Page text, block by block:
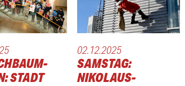
STADT
02.12.2025
SAMSTAG:
NIKOLAUS-